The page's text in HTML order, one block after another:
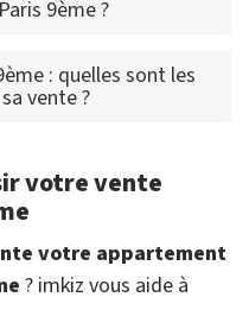
9ème ?
: quelles sont les
vente ?
votre vente
votre appartement
? imkiz vous aide à